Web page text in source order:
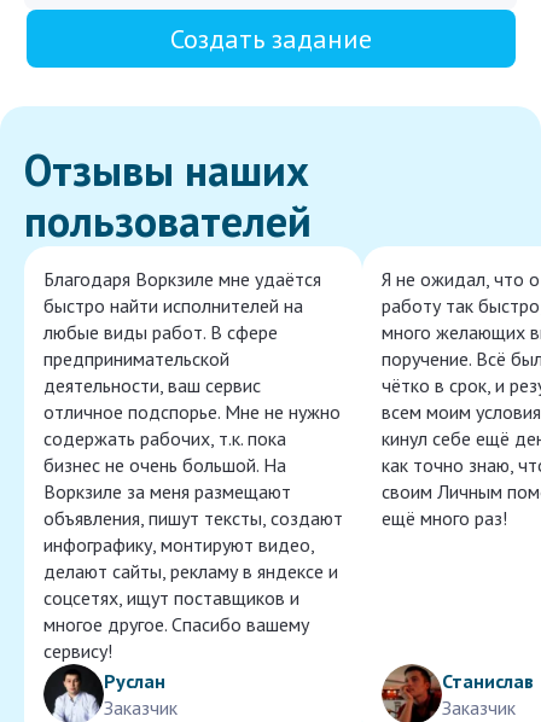
Создать задание
Отзывы наших
пользователей
Благодаря Воркзиле мне удаётся
быстро найти исполнителей на
любые виды работ. В сфере
предпринимательской
деятельности, ваш сервис
отличное подспорье. Мне не нужно
содержать рабочих, т.к. пока
бизнес не очень большой. На
Воркзиле за меня размещают
объявления, пишут тексты, создают
инфографику, монтируют видео,
делают сайты, рекламу в яндексе и
соцсетях, ищут поставщиков и
многое другое. Спасибо вашему
сервису!
Руслан
Заказчик
Я не ожидал, что
работу так
много желающих
поручение. Всё
чётко в срок, и
всем моим
кинул себе ещё
как точно знаю,
своим Личным
ещё много раз!
Станислав
Заказчик